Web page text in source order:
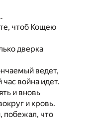
чтоб Кощею
дверка
ведет,
война идет.
и вновь
и кровь.
побежал, что